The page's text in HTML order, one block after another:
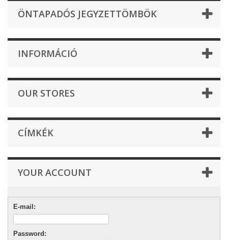
ÖNTAPADÓS JEGYZETTÖMBÖK
INFORMÁCIÓ
OUR STORES
CÍMKÉK
YOUR ACCOUNT
E-mail:
Password: